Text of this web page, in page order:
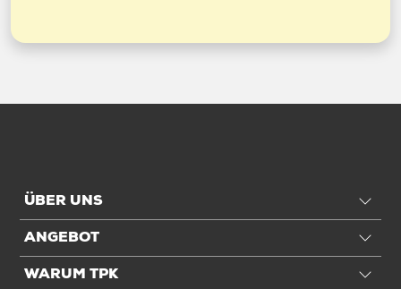
ÜBER UNS
ANGEBOT
WARUM TPK